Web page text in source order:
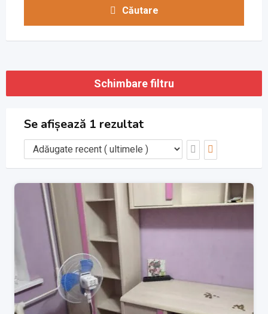
Căutare
Schimbare filtru
Se afișează 1 rezultat